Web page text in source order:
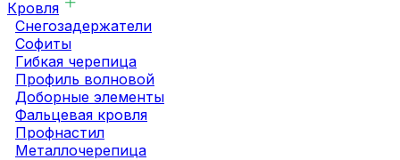
Кровля
Снегозадержатели
Софиты
Гибкая черепица
Профиль волновой
Доборные элементы
Фальцевая кровля
Профнастил
Металлочерепица